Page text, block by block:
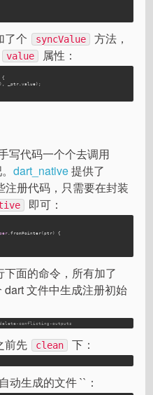
了个 syncValue
方法，
value 属性：
{
_ptr.value);
写代码一个个去调用
dart_native提供了
册代码，只需要在封装
即可：
.fromPointer(ptr) {
面的命令，所有加了
dart 文件中生成注册初始
conflicting-outputs
前先 clean 下：
动生成的文件 ``：